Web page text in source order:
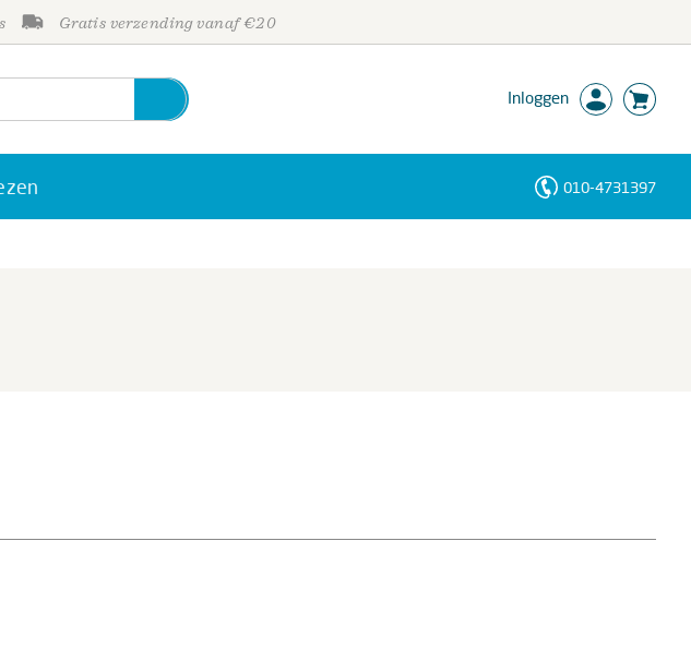
Gratis verzending vanaf €20
Inloggen
010-4731397
Personen